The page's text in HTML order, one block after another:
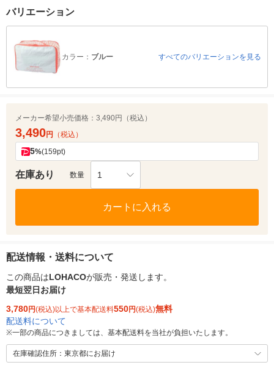
バリエーション
カラー： ブルー すべてのバリエーションを見る
メーカー希望小売価格： 3,490円（税込）
3,490円 （税込）
5%(159pt)
在庫あり 数量 1
カートに入れる
配送情報・送料について
この商品はLOHACOが販売・発送します。
最短翌日お届け
3,780円(税込)以上で基本配送料550円(税込)無料
配送料について
※一部の商品につきましては、基本配送料を当社が負担いたします。
在庫確認住所：東京都にお届け